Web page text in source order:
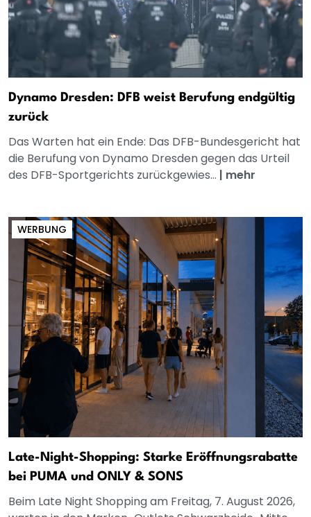
Dynamo Dresden: DFB weist Berufung endgültig
zurück
Das Warten hat ein Ende: Das DFB-Bundesgericht hat
die Berufung von Dynamo Dresden gegen das Urteil
des DFB-Sportgerichts zurückgewies... | mehr
WERBUNG
Late-Night-Shopping: Starke Eröffnungsrabatte
bei PUMA und ONLY & SONS
Beim Late Night Shopping am Freitag, 7. August 2026,